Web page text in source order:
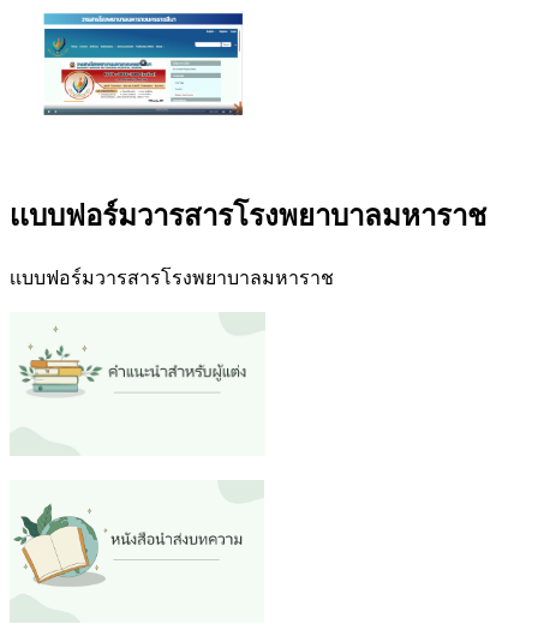
เเบบฟอร์มวารสารโรงพยาบาลมหาราช
เเบบฟอร์มวารสารโรงพยาบาลมหาราช